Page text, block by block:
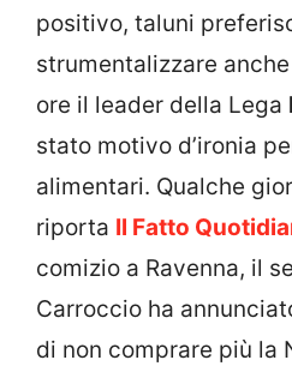
positivo, taluni
strumentalizzare
ore il leader della Lega
stato motivo d’ironia
alimentari. Qualche
riporta Il Fatto
comizio a Ravenna, il
Carroccio ha
di non comprare più la